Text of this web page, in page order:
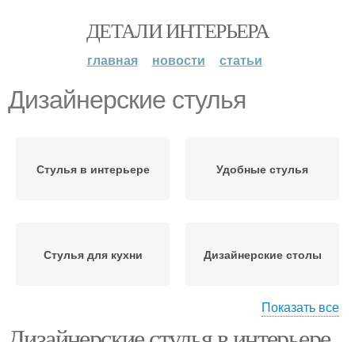
ДЕТАЛИ ИНТЕРЬЕРА
главная новости статьи
Дизайнерские стулья
Стулья в интерьере Удобные стулья
Стулья для кухни Дизайнерские столы
Показать все